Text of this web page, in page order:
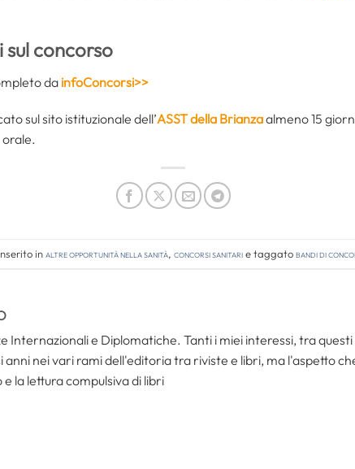
concorso
da infoConcorsi>>
sul sito istituzionale dell’ASST della Brianzaalmeno 15
in Altre opportunità nella sanità, Concorsi Sanitarie taggatobandi di
Internazionali e Diplomatiche. Tanti i miei interessi, tra
anni nei vari rami dell'editoria tra riviste e libri, ma l'aspetto
la lettura compulsiva di libri